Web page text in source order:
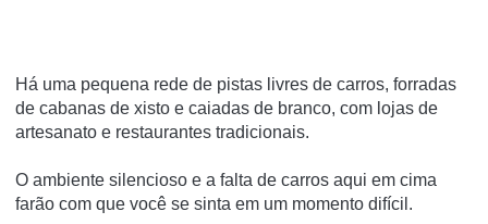
Há uma pequena rede de pistas livres de carros, forradas
de cabanas de xisto e caiadas de branco, com lojas de
artesanato e restaurantes tradicionais.
O ambiente silencioso e a falta de carros aqui em cima
farão com que você se sinta em um momento difícil.